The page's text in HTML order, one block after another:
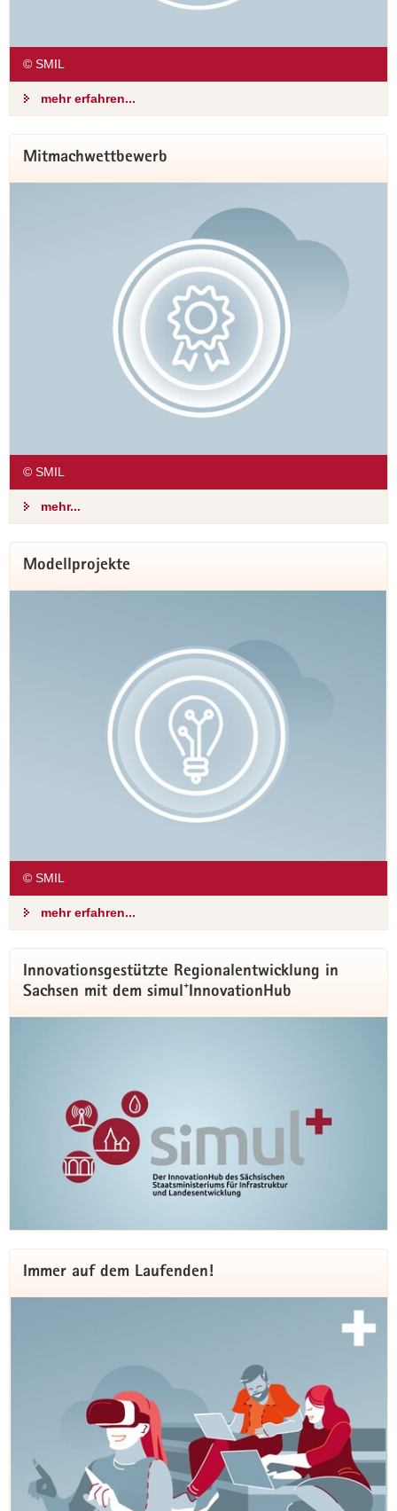
Ein simul⁺Reallabor für die
Kreislaufwirtschaft
Das simul⁺Reallabor SAMSax an der TU
Bergakademie Freiberg erprobt modellhaft die
Wiederverwertung von biobasierten,
natürlichen sowie industriellen Reststoffen
mithilfe additiver Verfahren. Wie das
Telewerk und AMSEL: Das
Leben und Arbeiten von
morgen auf 173m²
Die simul⁺Modellprojekte TELEWERK und
nachhaltiges Bauen und soziale Forschung in
in Mittweida. Mit der Inbetriebnahme der
Gebäude kann nun das Leben und Arbeiten
erprobt werden.
Portal »Smarte Regionen
Sachsen«
Das Webportal »Smarte Regionen Sachsen«
ist ein Angebot für die sächsischen Städte und
zum Portal
© SMIL
mehr erfahren...
Mitmachwettbewerb
© SMIL
mehr...
Modellprojekte
© SMIL
mehr erfahren...
Innovationsgestützte Regionalentwicklung in
Sachsen mit dem simul⁺InnovationHub
Information
Immer auf dem Laufenden!